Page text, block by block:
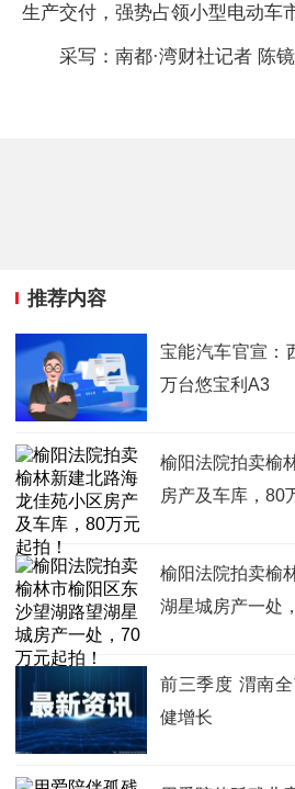
生产交付，强势占领小型电动车
采写：南都·湾财社记者 陈
推荐内容
宝能汽车官宣：
万台悠宝利A3
榆阳法院拍卖榆
房产及车库，80
榆阳法院拍卖榆
湖星城房产一处
前三季度 渭南
健增长